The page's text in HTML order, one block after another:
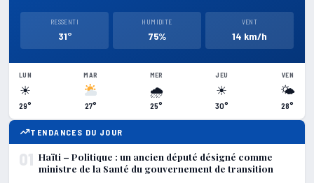
RESSENTI
31°
HUMIDITE
75%
VENT
14 km/h
LUN
☀
29°
MAR
27°
MER
🌧
25°
JEU
☀
30°
VEN
🌤
28°
TENDANCES DU JOUR
01 Haïti – Politique : un ancien député désigné comme
ministre de la Santé du gouvernement de transition